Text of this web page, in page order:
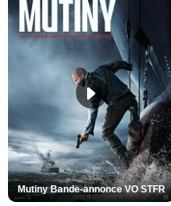
Mutiny Bande-annonce VO STFR